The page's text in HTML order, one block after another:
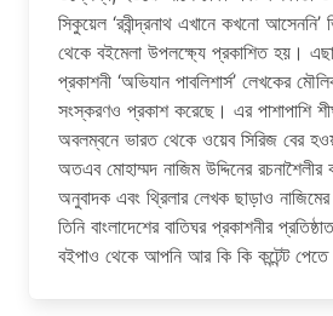
সিকুয়েল ‘রবীন্দ্রনাথ এখানে কখনো আসেননি’
থেকে বইমেলা উপলক্ষ্যে প্রকাশিত হয়।
প্রকাশনী ‘অভিযান পাবলিশার্স’ লেখকের
সংস্করণও প্রকাশ করেছে। এর পাশাপাশি
অবলম্বনে ভারত থেকে ওয়েব সিরিজ বের
অতএব মোহাম্মদ নাজিম উদ্দিনের রচনাশৈলীর
অনুবাদক এবং থ্রিলার লেখক ছাড়াও
তিনি বাংলাদেশের বাতিঘর প্রকাশনীর
বইপাও থেকে আপনি আর কি কি কন্টেন্ট পেতে